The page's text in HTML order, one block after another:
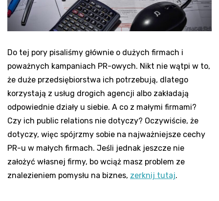
Do tej pory pisaliśmy głównie o dużych firmach i
poważnych kampaniach PR-owych. Nikt nie wątpi w to,
że duże przedsiębiorstwa ich potrzebują, dlatego
korzystają z usług drogich agencji albo zakładają
odpowiednie działy u siebie. A co z małymi firmami?
Czy ich public relations nie dotyczy? Oczywiście, że
dotyczy, więc spójrzmy sobie na najważniejsze cechy
PR-u w małych firmach. Jeśli jednak jeszcze nie
założyć własnej firmy, bo wciąż masz problem ze
znalezieniem pomysłu na biznes, zerknij tutaj.